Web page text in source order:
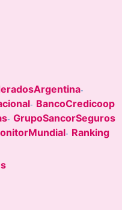
-
- BancoCredicoop
- GrupoSancorSeguros
- Ranking